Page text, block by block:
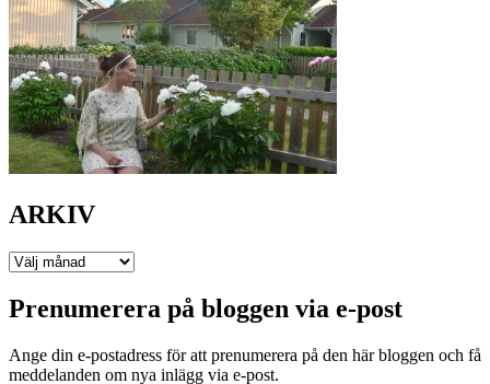
ARKIV
ARKIV
Prenumerera på bloggen via e-post
Ange din e-postadress för att prenumerera på den här bloggen och få
meddelanden om nya inlägg via e-post.